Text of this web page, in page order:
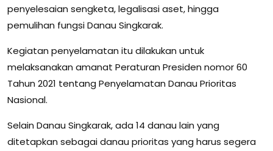
penyelesaian sengketa, legalisasi aset, hingga
pemulihan fungsi Danau Singkarak.
Kegiatan penyelamatan itu dilakukan untuk
melaksanakan amanat Peraturan Presiden nomor 60
Tahun 2021 tentang Penyelamatan Danau Prioritas
Nasional.
Selain Danau Singkarak, ada 14 danau lain yang
ditetapkan sebagai danau prioritas yang harus segera